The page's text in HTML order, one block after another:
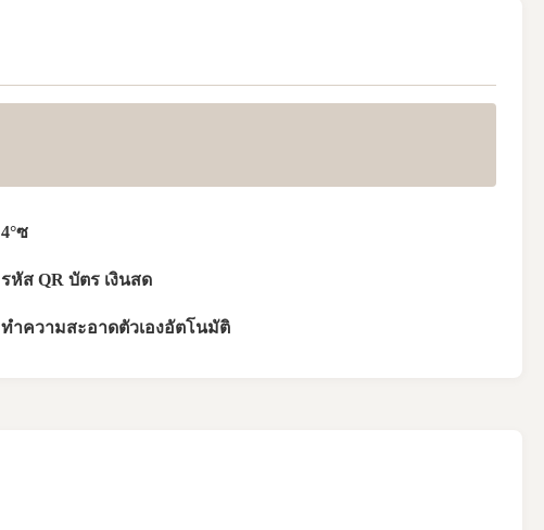
4°ซ
รหัส QR บัตร เงินสด
ทำความสะอาดตัวเองอัตโนมัติ